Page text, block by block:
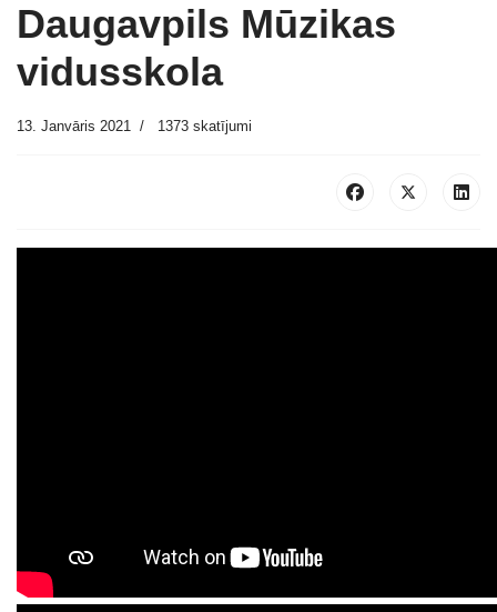
Daugavpils Mūzikas
vidusskola
13. Janvāris 2021 1373 skatījumi